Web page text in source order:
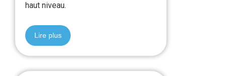
haut niveau.
Lire plus